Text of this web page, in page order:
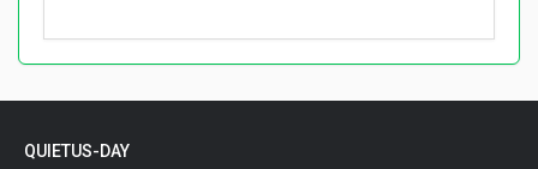
QUIETUS-DAY